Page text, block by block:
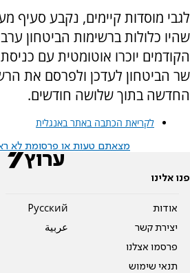
לגבי מוסדות קיימים, נקבע סעיף
שהיו כלולות ברשימות הביטחון
הקודמים יוכרו אוטומטית עם
שר הביטחון לעדכן ולפרסם את
החדשה בתוך שלושה חודשים.
לקריאת הכתבה באתר באנגלית
מצאתם טעות או פרסומת לא
פנו אלינו
אודות
יצירת קשר
פרסמו אצלנו
תנאי שימוש
Pусский
عربية